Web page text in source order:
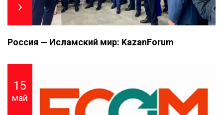
Россия — Исламский мир: KazanForum
15
май